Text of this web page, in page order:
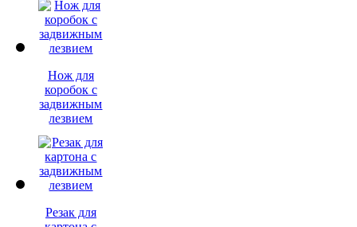
Нож для
коробок с
задвижным
лезвием
Резак для